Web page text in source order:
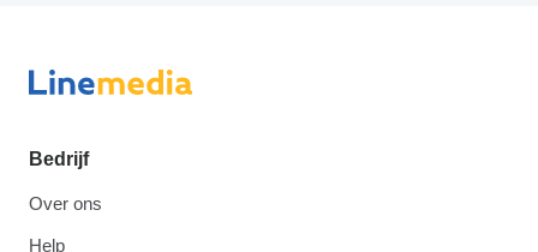
Bedrijf
Over ons
Help